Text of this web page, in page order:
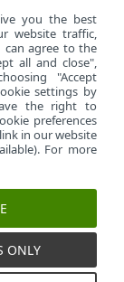
you the best
website traffic,
can agree to the
all and close",
"Accept
settings by
the right to
preferences
in our website
For more
ONLY